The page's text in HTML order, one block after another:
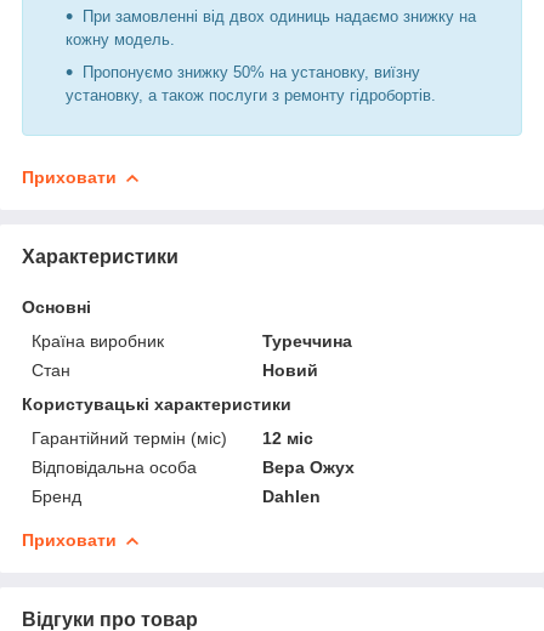
При замовленні від двох одиниць надаємо знижку на
кожну модель.
Пропонуємо знижку 50% на установку, виїзну
установку, а також послуги з ремонту гідробортів.
Приховати
Характеристики
Основні
Країна виробник
Туреччина
Стан
Новий
Користувацькі характеристики
Гарантійний термін (міс)
12 міс
Відповідальна особа
Вера Ожух
Бренд
Dahlen
Приховати
Відгуки про товар